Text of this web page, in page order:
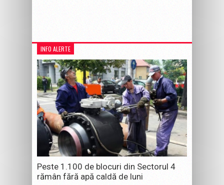
INFO ALERTE
Peste 1.100 de blocuri din Sectorul 4
rămân fără apă caldă de luni